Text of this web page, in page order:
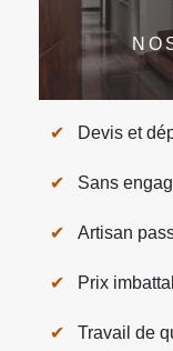
Devis et
Sans
Artisan
Prix
Travail de